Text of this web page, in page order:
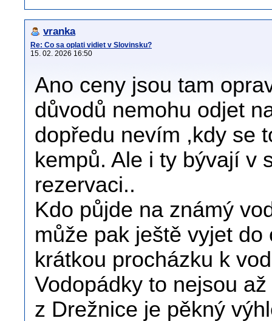
vranka
Re: Co sa oplati vidiet v Slovinsku?
15. 02. 2026 16:50
Ano ceny jsou tam
důvodů nemohu odjet
dopředu nevím ,kdy se
kempů. Ale i ty bývají v
rezervaci..
Kdo půjde na známý
může pak ještě vyjet
krátkou procházku k
Vodopádky to nejsou
z Drežnice je pěkný